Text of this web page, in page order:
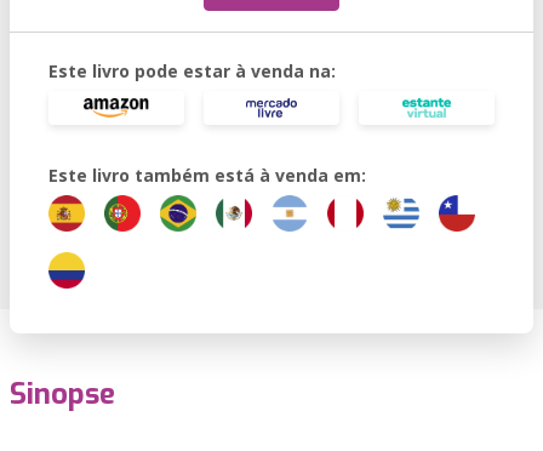
Este livro pode estar à venda na:
Este livro também está à venda em:
Sinopse